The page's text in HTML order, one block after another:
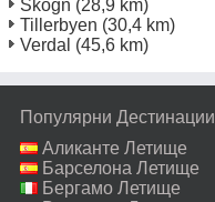
Skogn (28,9 km)
Tillerbyen (30,4 km)
Verdal (45,6 km)
Популярни Дестинации
Аликанте Летище
Барселона Летище
Бергамо Летище